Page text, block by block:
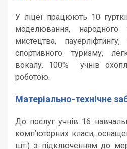
У ліцеї працюють 10
моделювання, народного
мистецтва,
спортивного туризму,
вокалу. 100% учнів
роботою.
Матеріально-технічне
До послуг учнів 16
комп’ютерних класи,
шт.) з підключенням до